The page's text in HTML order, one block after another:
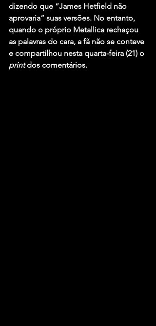
dizendo que “James Hetfield não
aprovaria” suas versões. No entanto,
quando o próprio Metallica rechaçou
as palavras do cara, a fã não se conteve
e compartilhou nesta quarta-feira (21) o
print dos comentários.